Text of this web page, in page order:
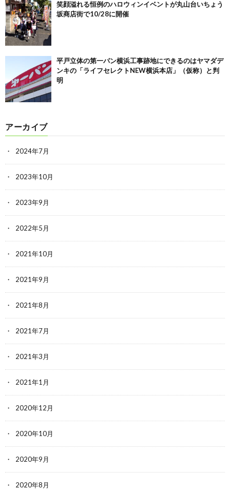
笑顔溢れる恒例のハロウィンイベントが丸山台いちょう
坂商店街で10/28に開催
平戸立体の第一パン横浜工事跡地にできるのはヤマダデ
ンキの「ライフセレクトNEW横浜本店」（仮称）と判
明
アーカイブ
2024年7月
2023年10月
2023年9月
2022年5月
2021年10月
2021年9月
2021年8月
2021年7月
2021年3月
2021年1月
2020年12月
2020年10月
2020年9月
2020年8月